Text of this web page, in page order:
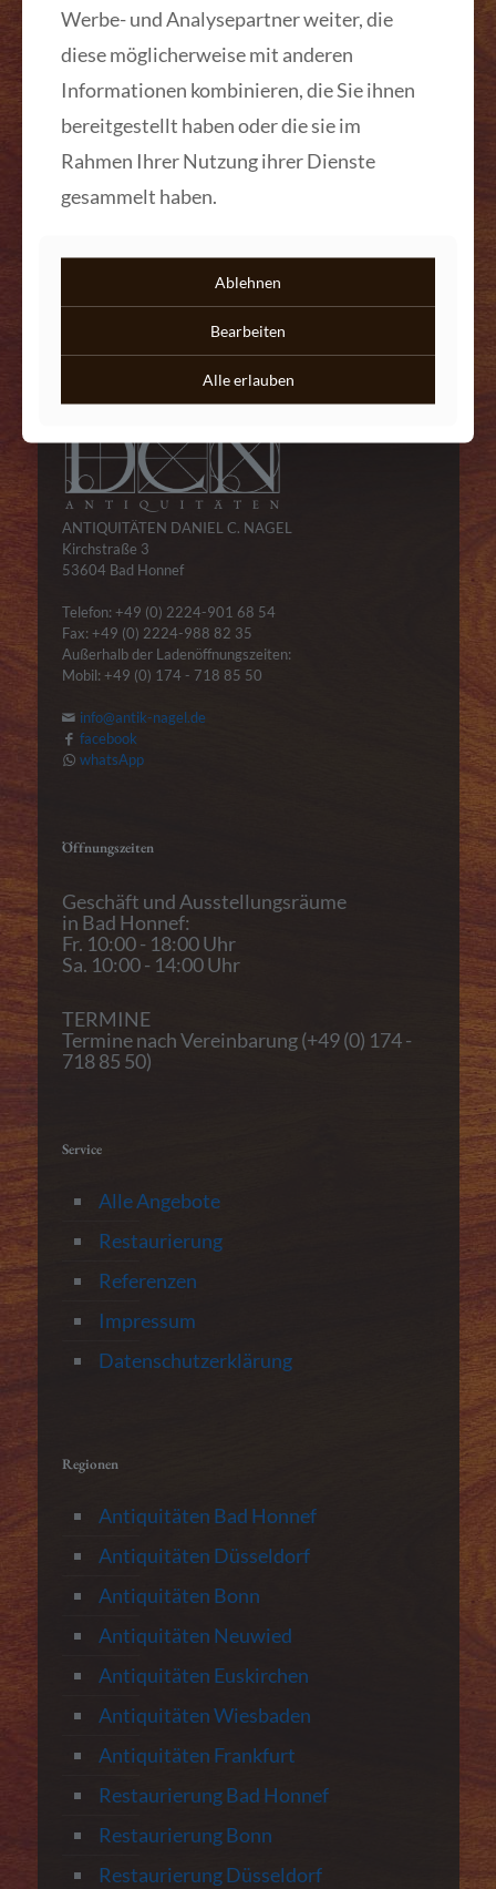
Originales Biedermeier
Nachrschränkchen Kirschbaum
massiv 1825
Mehr lesen
Kontakt
ANTIQUITÄTEN DANIEL C. NAGEL
Kirchstraße 3
53604 Bad Honnef
Telefon: +49 (0) 2224-901 68 54
Fax: +49 (0) 2224-988 82 35
Außerhalb der Ladenöffnungszeiten:
Mobil: +49 (0) 174 - 718 85 50
info@antik-nagel.de
facebook
whatsApp
Öffnungszeiten
Geschäft und Ausstellungsräume
in Bad Honnef:
Fr. 10:00 - 18:00 Uhr
Sa. 10:00 - 14:00 Uhr
TERMINE
Termine nach Vereinbarung (+49 (0) 174 -
718 85 50)
Service
Alle Angebote
Restaurierung
Referenzen
Impressum
Datenschutzerklärung
Regionen
Antiquitäten Bad Honnef
Antiquitäten Düsseldorf
Antiquitäten Bonn
Antiquitäten Neuwied
Antiquitäten Euskirchen
Antiquitäten Wiesbaden
Antiquitäten Frankfurt
Restaurierung Bad Honnef
Restaurierung Bonn
Restaurierung Düsseldorf
Werbe- und Analysepartner weiter, die
diese möglicherweise mit anderen
Informationen kombinieren, die Sie ihnen
bereitgestellt haben oder die sie im
Rahmen Ihrer Nutzung ihrer Dienste
gesammelt haben.
Ablehnen
Bearbeiten
Alle erlauben